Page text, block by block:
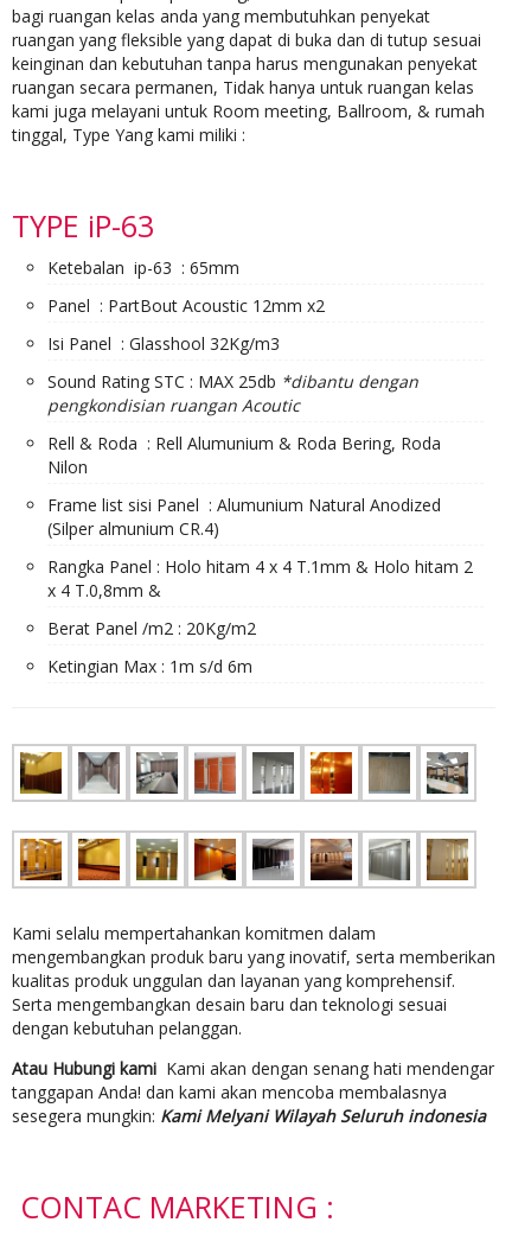
bagi ruangan kelas anda yang membutuhkan penyekat
ruangan yang fleksible yang dapat di buka dan di tutup sesuai
keinginan dan kebutuhan tanpa harus mengunakan penyekat
ruangan secara permanen, Tidak hanya untuk ruangan kelas
kami juga melayani untuk Room meeting, Ballroom, & rumah
tinggal, Type Yang kami miliki :
TYPE iP-63
Ketebalan ip-63 : 65mm
Panel : PartBout Acoustic 12mm x2
Isi Panel : Glasshool 32Kg/m3
Sound Rating STC : MAX 25db *dibantu dengan
pengkondisian ruangan Acoutic
Rell & Roda : Rell Alumunium & Roda Bering, Roda
Nilon
Frame list sisi Panel : Alumunium Natural Anodized
(Silper almunium CR.4)
Rangka Panel : Holo hitam 4 x 4 T.1mm & Holo hitam 2
x 4 T.0,8mm &
Berat Panel /m2 : 20Kg/m2
Ketingian Max : 1m s/d 6m
Kami selalu mempertahankan komitmen dalam
mengembangkan produk baru yang inovatif, serta memberikan
kualitas produk unggulan dan layanan yang komprehensif.
Serta mengembangkan desain baru dan teknologi sesuai
dengan kebutuhan pelanggan.
Atau Hubungi kami Kami akan dengan senang hati mendengar
tanggapan Anda! dan kami akan mencoba membalasnya
sesegera mungkin: Kami Melyani Wilayah Seluruh indonesia
CONTAC MARKETING :